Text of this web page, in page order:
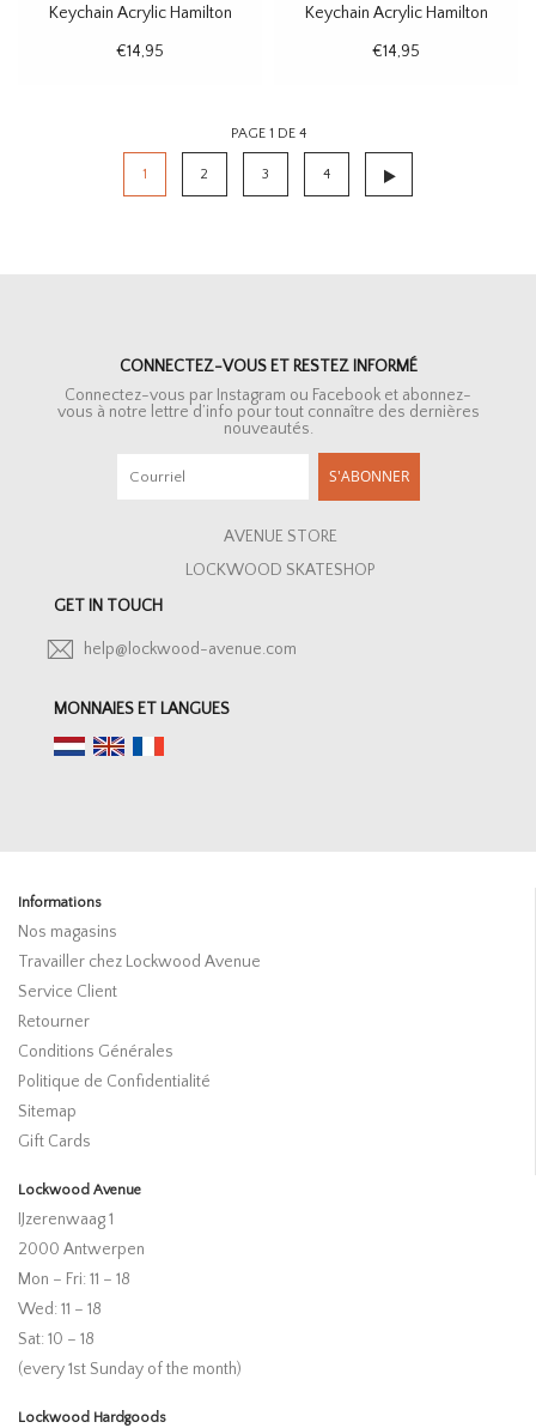
Keychain Acrylic Hamilton
€14,95
Keychain Acrylic Hamilton
€14,95
PAGE 1 DE 4
1 2 3 4
CONNECTEZ-VOUS ET RESTEZ INFORMÉ
Connectez-vous par Instagram ou Facebook et abonnez-
vous à notre lettre d’info pour tout connaître des dernières
nouveautés.
S'ABONNER
AVENUE STORE
LOCKWOOD SKATESHOP
GET IN TOUCH
help@lockwood-avenue.com
MONNAIES ET LANGUES
Informations
Nos magasins
Travailler chez Lockwood Avenue
Service Client
Retourner
Conditions Générales
Politique de Confidentialité
Sitemap
Gift Cards
Lockwood Avenue
IJzerenwaag 1
2000 Antwerpen
Mon – Fri: 11 – 18
Wed: 11 – 18
Sat: 10 – 18
(every 1st Sunday of the month)
Lockwood Hardgoods